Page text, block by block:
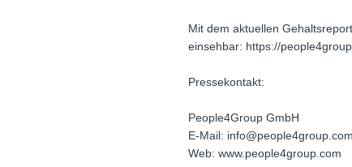
Mit dem aktuellen
einsehbar: https://
Pressekontakt:
People4Group GmbH
E-Mail: info@people4group.com
Web: www.people4group.com